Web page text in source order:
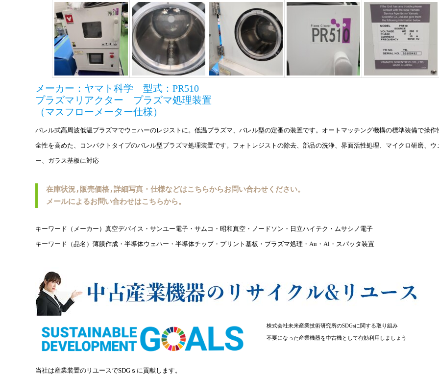
メーカー：ヤマト科学 型式：PR510
プラズマリアクター プラズマ処理装置
（マスフローメーター仕様）
バレル式高周波低温プラズマでウェハーのレジストに。低温プラズマ、バレル型の定番の装置です。オートマッチング機構の標準装備で操作
全性を高めた、コンパクトタイプのバレル型プラズマ処理装置です。フォトレジストの除去、部品の洗浄、界面活性処理、マイクロ研磨、ウ
ー、ガラス基板に対応
在庫状況,販売価格,詳細写真・仕様などはこちらからお問い合わせください。
メールによるお問い合わせはこちらから。
キーワード（メーカー）真空デバイス・サンユー電子・サムコ・昭和真空・ノードソン・日立ハイテク・ムサシノ電子
キーワード（品名）薄膜作成・半導体ウェハー・半導体チップ・プリント基板・プラズマ処理・Au・Al・スパッタ装置
株式会社未来産業技術研究所のSDGsに関する取り組み
不要になった産業機器を中古機として有効利用しましょう
当社は産業装置のリユースでSDGｓに貢献します。